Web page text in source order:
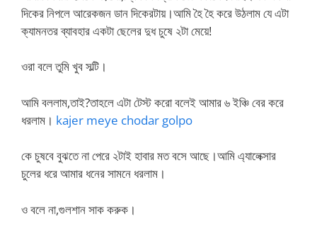
দিকের নিপলে আরেকজন ডান দিকেরটায়।আমি হৈ হৈ করে উঠলাম যে এটা
ক্যামনতর ব্যাবহার একটা ছেলের দুধ চুষে ২টা মেয়ে!
ওরা বলে তুমি খুব সল্টি।
আমি বললাম,তাই?তাহলে এটা টেস্ট করো বলেই আমার ৬ ইঞ্চি বের করে
ধরলাম। kajer meye chodar golpo
কে চুষবে বুঝতে না পেরে ২টাই হাবার মত বসে আছে।আমি এ্যালেক্সার
চুলের ধরে আমার ধনের সামনে ধরলাম।
ও বলে না,গুলশান সাক করুক।